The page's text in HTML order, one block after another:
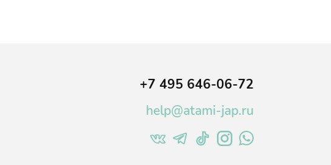
+7 495 646-06-72
help@atami-jap.ru